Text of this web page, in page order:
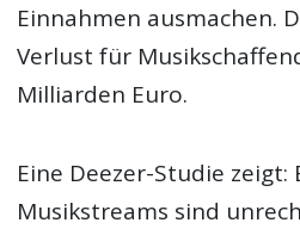
Einnahmen ausmachen.
Verlust für
Milliarden Euro.
Eine Deezer-Studie zeigt:
Musikstreams sind